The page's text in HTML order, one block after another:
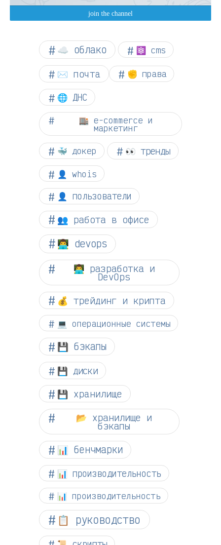
☁︎ облако ⚛ cms
✉️ почта ✊ права
🌐 ДНС
🏬 e-commerce и
маркетинг
🐳 докер 👀 тренды
👤 whois
👤 пользователи
👥 работа в офисе
👨‍💻 devops
👨‍💻 разработка и
DevOps
💰 трейдинг и крипта
💻 операционные системы
💾 бэкапы
💾 диски
💾 хранилище
📂 хранилище и
бэкапы
📊 бенчмарки
📊 производительность
📊 производительность
📋 руководство